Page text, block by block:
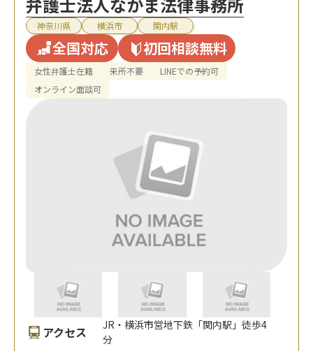
神奈川県 横浜市 関内駅
全国対応 初回相談無料
女性弁護士在籍 来所不要
LINEでの予約可
オンライン面談可
アクセス
JR・横浜市営地下鉄「関内駅」徒歩4
分